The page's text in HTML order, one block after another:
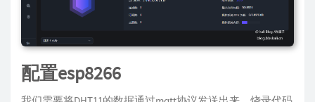
配置esp8266